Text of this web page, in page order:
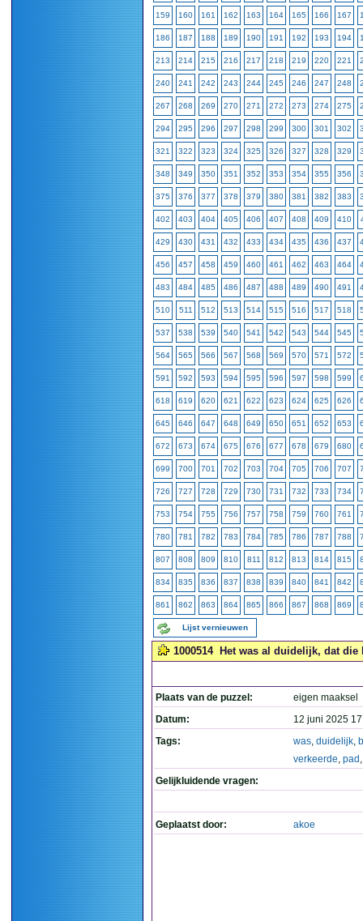
159 160 161 162 163 164 165 166 167
186 187 188 189 190 191 192 193 194
213 214 215 216 217 218 219 220 221
240 241 242 243 244 245 246 247 248
267 268 269 270 271 272 273 274 275
294 295 296 297 298 299 300 301 302
321 322 323 324 325 326 327 328 329
348 349 350 351 352 353 354 355 356
375 376 377 378 379 380 381 382 383
402 403 404 405 406 407 408 409 410
429 430 431 432 433 434 435 436 437
456 457 458 459 460 461 462 463 464
483 484 485 486 487 488 489 490 491
510 511 512 513 514 515 516 517 518
537 538 539 540 541 542 543 544 545
564 565 566 567 568 569 570 571 572
591 592 593 594 595 596 597 598 599
618 619 620 621 622 623 624 625 626
645 646 647 648 649 650 651 652 653
672 673 674 675 676 677 678 679 680
699 700 701 702 703 704 705 706 707
726 727 728 729 730 731 732 733 734
753 754 755 756 757 758 759 760 761
780 781 782 783 784 785 786 787 788
807 808 809 810 811 812 813 814 815
834 835 836 837 838 839 840 841 842
861 862 863 864 865 866 867 868 869
Lijst vernieuwen
1000514 Het was al duidelijk, dat die
Plaats van de puzzel:
eigen maaksel
Datum:
12 juni 2025
Tags:
was, duidelijk,
verkeerde, pad
Gelijkluidende vragen:
Geplaatst door: akoe